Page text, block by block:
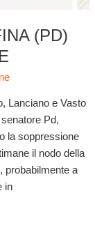
(PD)
Lanciano e Vasto
Pd,
la soppressione
il nodo della
probabilmente a
in